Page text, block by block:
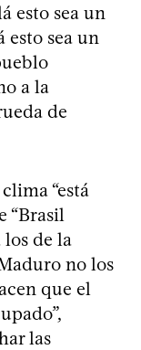
esto sea un
sea un
a la
de
“está
“Brasil
los de la
no los
que el
las